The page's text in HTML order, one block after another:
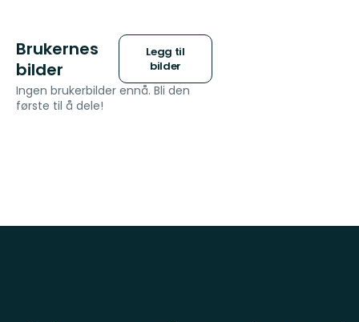
Brukernes
bilder
Legg til
bilder
Ingen brukerbilder ennå. Bli den
første til å dele!